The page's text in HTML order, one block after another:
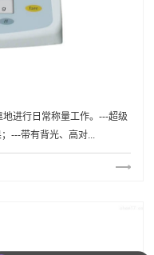
进行日常称量工作。---超级
---带有背光、高对...